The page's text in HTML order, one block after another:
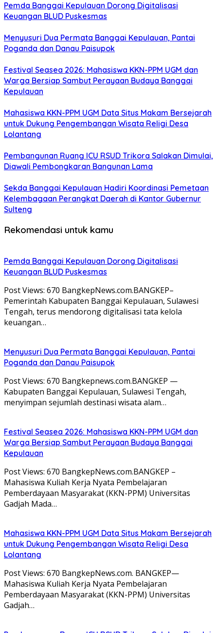
Pemda Banggai Kepulauan Dorong Digitalisasi
Keuangan BLUD Puskesmas
Menyusuri Dua Permata Banggai Kepulauan, Pantai
Poganda dan Danau Paisupok
Festival Seasea 2026: Mahasiswa KKN-PPM UGM dan
Warga Bersiap Sambut Perayaan Budaya Banggai
Kepulauan
Mahasiswa KKN-PPM UGM Data Situs Makam Bersejarah
untuk Dukung Pengembangan Wisata Religi Desa
Lolantang
Pembangunan Ruang ICU RSUD Trikora Salakan Dimulai,
Diawali Pembongkaran Bangunan Lama
Sekda Banggai Kepulauan Hadiri Koordinasi Pemetaan
Kelembagaan Perangkat Daerah di Kantor Gubernur
Sulteng
Rekomendasi untuk kamu
Pemda Banggai Kepulauan Dorong Digitalisasi
Keuangan BLUD Puskesmas
Post Views: 670 BangkepNews.com.BANGKEP–
Pemerintah Kabupaten Banggai Kepulauan, Sulawesi
Tengah, terus mendorong digitalisasi tata kelola
keuangan…
Menyusuri Dua Permata Banggai Kepulauan, Pantai
Poganda dan Danau Paisupok
Post Views: 670 Bangkepnews.com.BANGKEP —
Kabupaten Banggai Kepulauan, Sulawesi Tengah,
menyimpan sejumlah destinasi wisata alam…
Festival Seasea 2026: Mahasiswa KKN-PPM UGM dan
Warga Bersiap Sambut Perayaan Budaya Banggai
Kepulauan
Post Views: 670 BangkepNews.com.BANGKEP –
Mahasiswa Kuliah Kerja Nyata Pembelajaran
Pemberdayaan Masyarakat (KKN-PPM) Universitas
Gadjah Mada…
Mahasiswa KKN-PPM UGM Data Situs Makam Bersejarah
untuk Dukung Pengembangan Wisata Religi Desa
Lolantang
Post Views: 670 BangkepNews.com. BANGKEP—
Mahasiswa Kuliah Kerja Nyata Pembelajaran
Pemberdayaan Masyarakat (KKN-PPM) Universitas
Gadjah…